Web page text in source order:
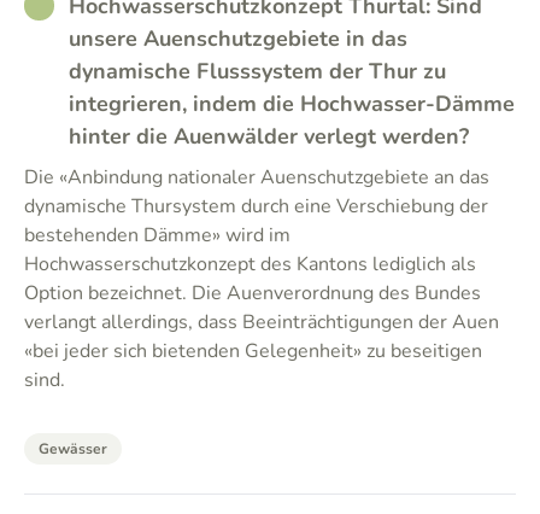
Hochwasserschutzkonzept Thurtal: Sind
unsere Auenschutzgebiete in das
dynamische Flusssystem der Thur zu
integrieren, indem die Hochwasser-Dämme
hinter die Auenwälder verlegt werden?
Die «Anbindung nationaler Auenschutzgebiete an das
dynamische Thursystem durch eine Verschiebung der
bestehenden Dämme» wird im
Hochwasserschutzkonzept des Kantons lediglich als
Option bezeichnet. Die Auenverordnung des Bundes
verlangt allerdings, dass Beeinträchtigungen der Auen
«bei jeder sich bietenden Gelegenheit» zu beseitigen
sind.
Gewässer